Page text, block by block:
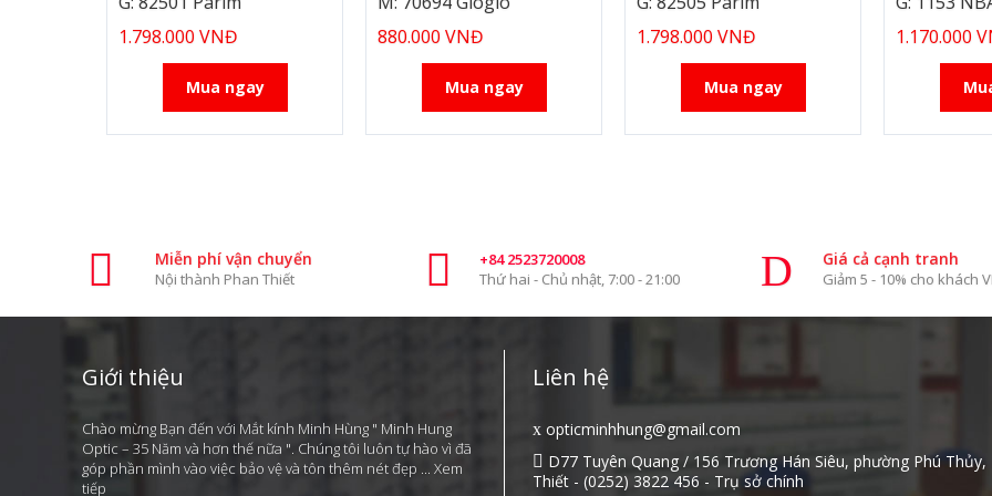
1.798.000 VNĐ
Mua ngay
880.000 VNĐ
Mua ngay
1.798.000 VNĐ
Mua ngay
1.170.000
Miễn phí vận chuyển
Nội thành Phan Thiết
+84 2523720008
Thứ hai - Chủ nhật, 7:00 - 21:00
Giá cả cạnh tranh
Giảm 5 - 10% cho khách
Giới thiệu
Chào mừng Bạn đến với Mắt kính Minh Hùng " Minh Hung
Optic – 35 Năm và hơn thế nữa ". Chúng tôi luôn tự hào vì đã
góp phần mình vào việc bảo vệ và tôn thêm nét đẹp ...Xem
tiếp
Liên hệ
opticminhhung@gmail.com
D77 Tuyên Quang / 156 Trương Hán Siêu, phường Phú Thủy,
Thiết - (0252) 3822 456 - Trụ sở chính